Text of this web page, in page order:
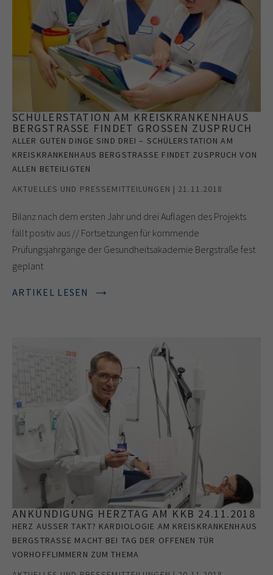
SCHÜLERSTATION AM KREISKRANKENHAUS
BERGSTRASSE FINDET GROSSEN ZUSPRUCH
ALLER GUTEN DINGE SIND DREI – SCHÜLERSTATION AM
KREISKRANKENHAUS BERGSTRASSE FINDET ZUSPRUCH VON A
LLEN BETEILIGTEN
AKTUELLES UND PRESSEMITTEILUNGEN | 21.11.2018
Bilanz nach dem ersten Jahr und drei Auflagen des Projekts
fällt positiv aus // Fortsetzungen für kommende
Prüfungsjahrgänge der Gesundheitsakademie Bergstraße fest
geplant
ARTIKEL LESEN
ANKÜNDIGUNG HERZTAG AM KKB 24.11.2018
HERZ AUSSER TAKT? KARDIOLOGIE AM KREISKRANKENHAUS B
ERGSTRASSE MACHT BEI TAG DER OFFENEN TÜR VO
RHOFFLIMMERN ZUM THEMA